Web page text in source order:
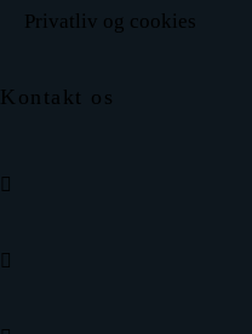
Privatliv og cookies
Kontakt os
facebook
envelope-2